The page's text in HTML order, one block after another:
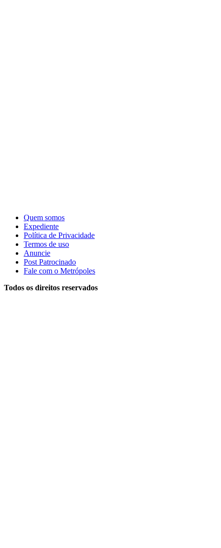
Quem somos
Expediente
Política de Privacidade
Termos de uso
Anuncie
Post Patrocinado
Fale com o Metrópoles
Todos os direitos reservados